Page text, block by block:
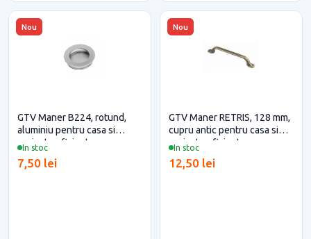
Nou
In stoc
GTV Maner B224, rotund,
aluminiu pentru casa si
proiecte eficiente
7,50 lei
Nou
In stoc
GTV Maner RETRIS, 128 mm,
cupru antic pentru casa si
proiecte eficiente
12,50 lei